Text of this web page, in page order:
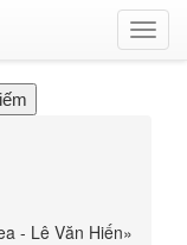
- Lê Văn Hiến»